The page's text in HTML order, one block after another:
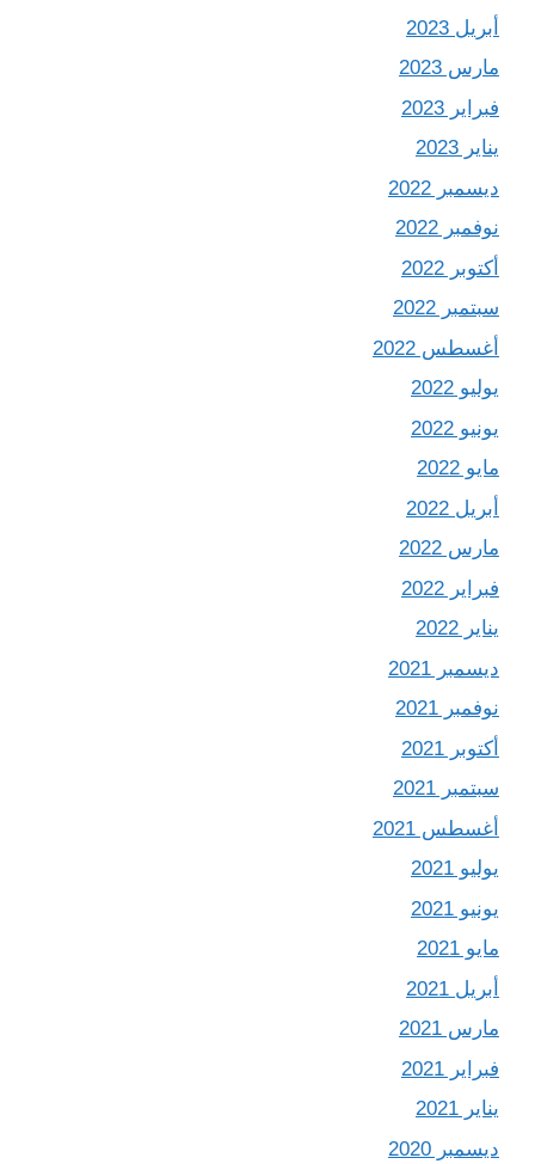
أبريل 2023
مارس 2023
فبراير 2023
يناير 2023
ديسمبر 2022
نوفمبر 2022
أكتوبر 2022
سبتمبر 2022
أغسطس 2022
يوليو 2022
يونيو 2022
مايو 2022
أبريل 2022
مارس 2022
فبراير 2022
يناير 2022
ديسمبر 2021
نوفمبر 2021
أكتوبر 2021
سبتمبر 2021
أغسطس 2021
يوليو 2021
يونيو 2021
مايو 2021
أبريل 2021
مارس 2021
فبراير 2021
يناير 2021
ديسمبر 2020